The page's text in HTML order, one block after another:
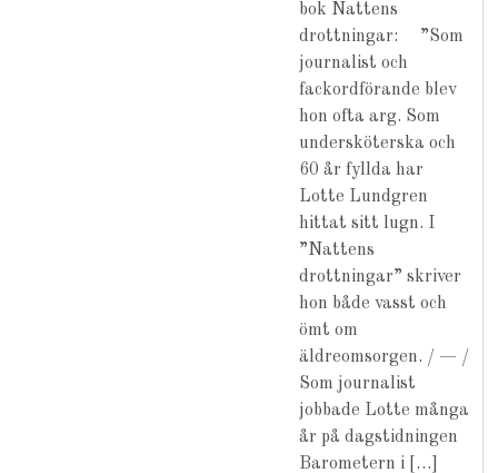
bok Nattens
drottningar: ”Som
journalist och
fackordförande blev
hon ofta arg. Som
undersköterska och
60 år fyllda har
Lotte Lundgren
hittat sitt lugn. I
”Nattens
drottningar” skriver
hon både vasst och
ömt om
äldreomsorgen. / — /
Som journalist
jobbade Lotte många
år på dagstidningen
Barometern i […]